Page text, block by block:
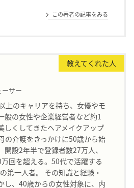
この著者の記事をみる
教えてくれた人
ーサー
上のキャリアを持ち、女優やモ
般の女性や企業経営者など約1
しくしてきたヘアメイクアップ
の介護をきっかけに50歳から始
開設2年半で登録者数27万人、
回を超える。50代で活躍する
第一人者。 その知識と経験・
し、40歳からの女性対象に、内